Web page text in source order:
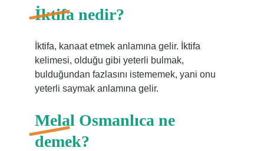
İktifa nedir?
İktifa, kanaat etmek anlamına gelir. İktifa
kelimesi, olduğu gibi yeterli bulmak,
bulduğundan fazlasını istememek, yani onu
yeterli saymak anlamına gelir.
Melal Osmanlıca ne
demek?